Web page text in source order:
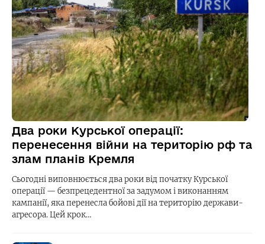
Два роки Курської операції:
перенесення війни на територію рф та
злам планів Кремля
Сьогодні виповнюється два роки від початку Курської
операції — безпрецедентної за задумом і виконанням
кампанії, яка перенесла бойові дії на територію держави-
агресора. Цей крок…